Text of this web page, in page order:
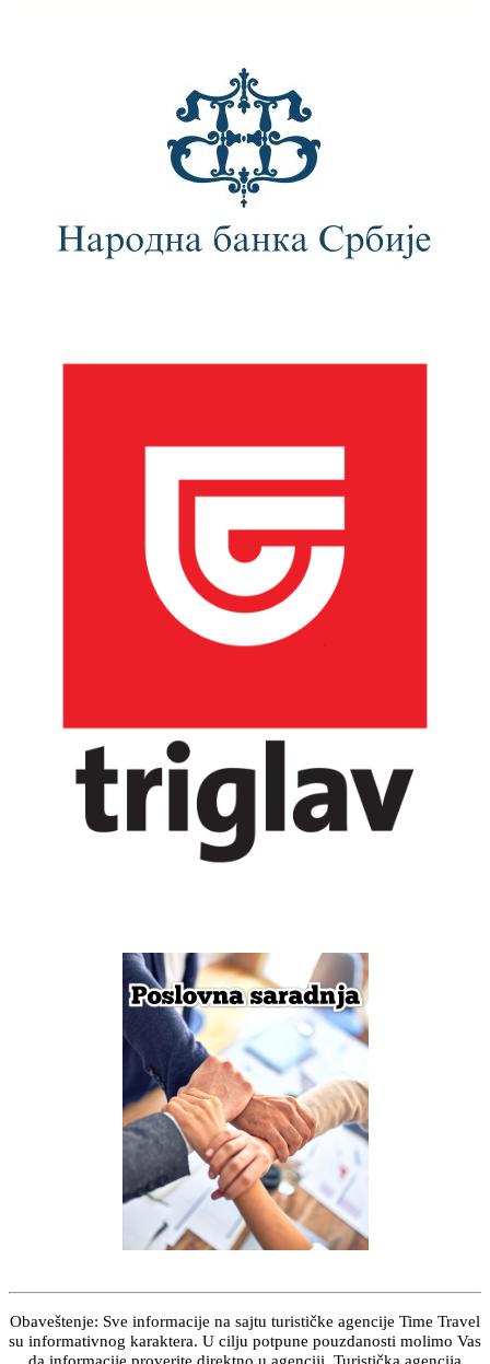
Obaveštenje: Sve informacije na sajtu turističke agencije Time Travel
su informativnog karaktera. U cilju potpune pouzdanosti molimo Vas
da informacije proverite direktno u agenciji. Turistička agencija